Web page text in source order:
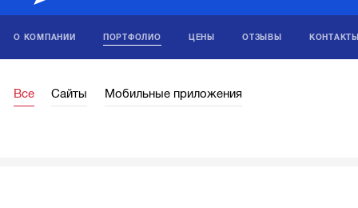
О КОМПАНИИ ПОРТФОЛИО ЦЕНЫ ОТЗЫВЫ
Все Сайты Мобильные приложения